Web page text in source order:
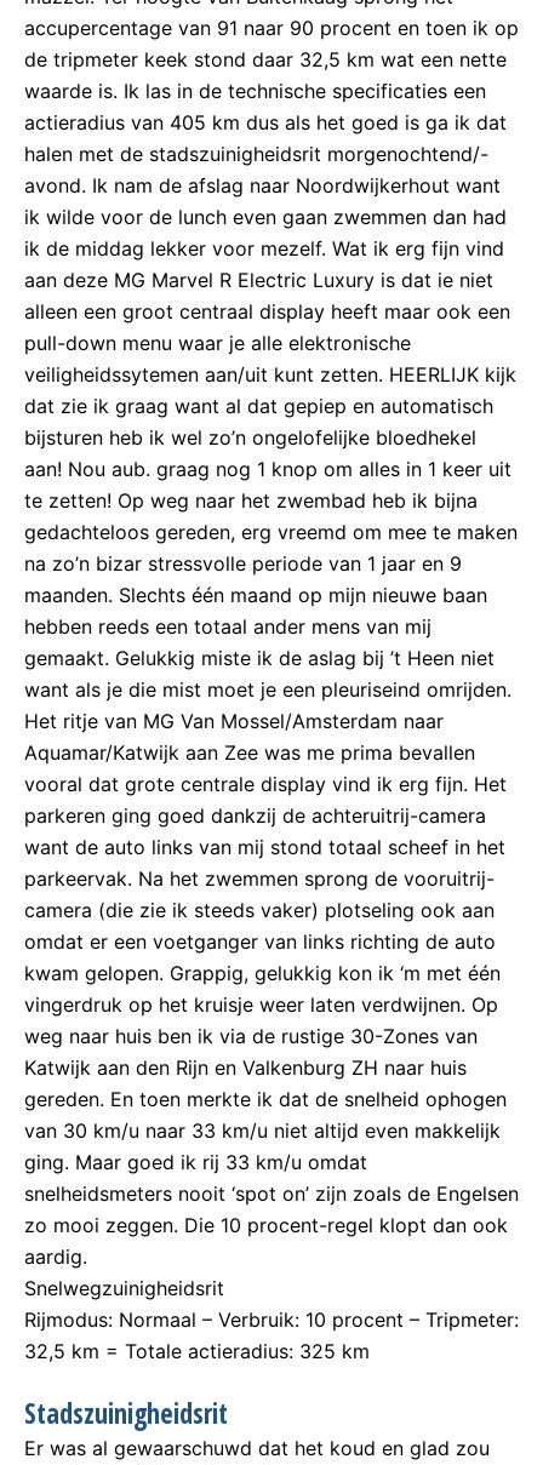
accupercentage van 91 naar 90 procent en toen ik op
de tripmeter keek stond daar 32,5 km wat een nette
waarde is. Ik las in de technische specificaties een
actieradius van 405 km dus als het goed is ga ik dat
halen met de stadszuinigheidsrit morgenochtend/-
avond. Ik nam de afslag naar Noordwijkerhout want
ik wilde voor de lunch even gaan zwemmen dan had
ik de middag lekker voor mezelf. Wat ik erg fijn vind
aan deze MG Marvel R Electric Luxury is dat ie niet
alleen een groot centraal display heeft maar ook een
pull-down menu waar je alle elektronische
veiligheidssytemen aan/uit kunt zetten. HEERLIJK kijk
dat zie ik graag want al dat gepiep en automatisch
bijsturen heb ik wel zo’n ongelofelijke bloedhekel
aan! Nou aub. graag nog 1 knop om alles in 1 keer uit
te zetten! Op weg naar het zwembad heb ik bijna
gedachteloos gereden, erg vreemd om mee te maken
na zo’n bizar stressvolle periode van 1 jaar en 9
maanden. Slechts één maand op mijn nieuwe baan
hebben reeds een totaal ander mens van mij
gemaakt. Gelukkig miste ik de aslag bij ’t Heen niet
want als je die mist moet je een pleuriseind omrijden.
Het ritje van MG Van Mossel/Amsterdam naar
Aquamar/Katwijk aan Zee was me prima bevallen
vooral dat grote centrale display vind ik erg fijn. Het
parkeren ging goed dankzij de achteruitrij-camera
want de auto links van mij stond totaal scheef in het
parkeervak. Na het zwemmen sprong de vooruitrij-
camera (die zie ik steeds vaker) plotseling ook aan
omdat er een voetganger van links richting de auto
kwam gelopen. Grappig, gelukkig kon ik ‘m met één
vingerdruk op het kruisje weer laten verdwijnen. Op
weg naar huis ben ik via de rustige 30-Zones van
Katwijk aan den Rijn en Valkenburg ZH naar huis
gereden. En toen merkte ik dat de snelheid ophogen
van 30 km/u naar 33 km/u niet altijd even makkelijk
ging. Maar goed ik rij 33 km/u omdat
snelheidsmeters nooit ‘spot on’ zijn zoals de Engelsen
zo mooi zeggen. Die 10 procent-regel klopt dan ook
aardig.
Snelwegzuinigheidsrit
Rijmodus: Normaal – Verbruik: 10 procent – Tripmeter:
32,5 km = Totale actieradius: 325 km
Stadszuinigheidsrit
Er was al gewaarschuwd dat het koud en glad zou